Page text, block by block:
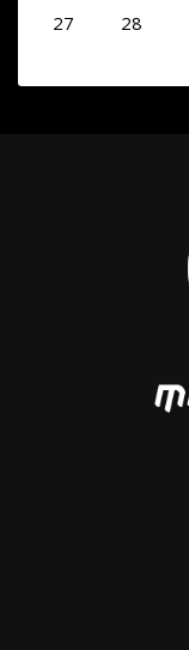
27
28